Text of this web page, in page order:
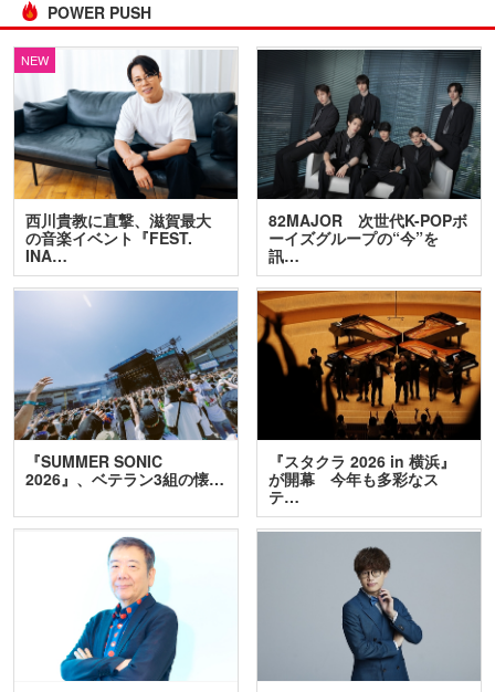
POWER PUSH
NEW
西川貴教に直撃、滋賀最大
の音楽イベント『FEST.
INA…
82MAJOR 次世代K-POPボ
ーイズグループの“今”を
訊…
『SUMMER SONIC
2026』、ベテラン3組の懐…
『スタクラ 2026 in 横浜』
が開幕 今年も多彩なス
テ…